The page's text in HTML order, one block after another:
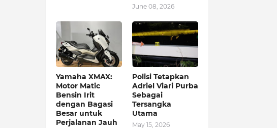
June 08, 2026
Yamaha XMAX:
Motor Matic
Bensin Irit
dengan Bagasi
Besar untuk
Perjalanan Jauh
Polisi Tetapkan
Adriel Viari Purba
Sebagai
Tersangka
Utama
May 15, 2026